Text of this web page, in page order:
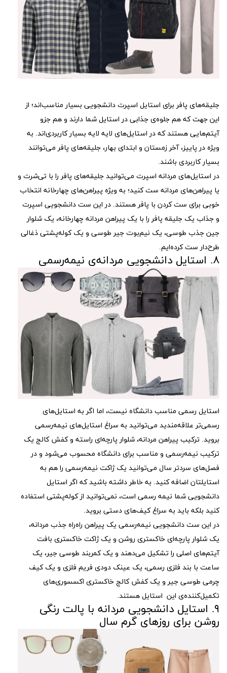
جلیقه‌های پافر برای استایل اسپرت دانشجویی بسیار مناسب‌اند؛ از
این جهت که هم جلوه‌ی جذابی در استایل شما دارند و هم جزو
آیتم‌هایی هستند که در استایل‌های لایه لایه بسیار کاربردی‌اند. به
ویژه در پاییز، آخر زمستان و ابتدای بهار، جلیقه‌های پافر می‌توانند
بسیار کاربردی باشند.
در استایل‌های مردانه اسپرت می‌توانید جلیقه‌های پافر را با تی‌شرت و
یا پیراهن‌های مردانه ست کنید؛ به ویژه پیراهن‌های چهارخانه انتخاب
خوبی برای ست کردن با پافر هستند. در این ست دانشجویی اسپرت
و جذاب یک جلیقه پافر را با یک پیراهن مردانه چهارخانه، یک شلوار
جین جذب طوسی، یک نیم‌بوت جیر طوسی و یک کوله‌پشتی ذغالی
طرح‌دار ست کرده‌ایم.
۸. استایل دانشجویی مردانه‌ی نیمه‌رسمی
استایل رسمی مناسب دانشگاه نیست، اما اگر به استایل‌های
رسمی‌تر علاقه‌مندید می‌توانید به سراغ استایل‌های نیمه‌رسمی
بروید. ترکیب پیراهن مردانه، شلوار پارچه‌ای راسته و کفش کالج یک
ترکیب نیمه‌رسمی و مناسب برای دانشگاه محسوب می‌شود و در
فصل‌های سردتر سال می‌توانید یک ژاکت نیمه‌رسمی را هم به
استایلتان اضافه کنید. به خاطر داشته باشید که اگر استایل
دانشجویی شما نیمه ‌رسمی است، نمی‌توانید از کوله‌پشتی استفاده
کنید بلکه باید به سراغ کیف‌های دستی بروید.
در این ست دانشجویی نیمه‌رسمی یک پیراهن راه‌راه جذب مردانه،
یک شلوار پارچه‌ای خاکستری روشن و یک ژاکت خاکستری بافت
آیتم‌های اصلی را تشکیل می‌دهند و یک کمربند طوسی جیر، یک
ساعت با بند فلزی رسمی، یک عینک دودی فریم فلزی و یک کیف
چرمی طوسی جیر و یک کفش کالج خاکستری اکسسوری‌های
تکمیل‌کننده‌ی این استایل هستند.
۹. استایل دانشجویی مردانه با پالت رنگی
روشن برای روزهای گرم سال